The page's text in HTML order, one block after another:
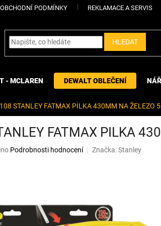
OBCHODNÍ PODMÍNKY REKLAMACE A SERVIS
HLEDAT
- MCLAREN DEWALT OBLEČENÍ
STANLEY FATMAX PILKA 430MM NA ŽELEZO 5
FATMAX PILKA
Podrobnosti hodnocení Značka:Stanley